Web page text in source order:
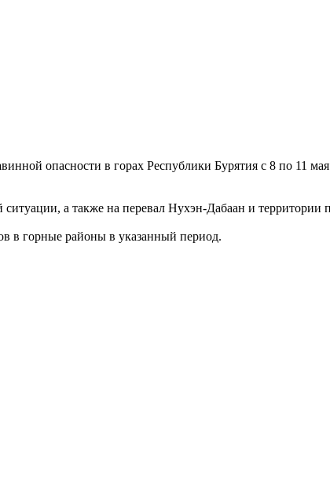
опасности в горах Республики Бурятия с 8 по 11
а также на перевал Нухэн-Дабаан и территории
в горные районы в указанный период.